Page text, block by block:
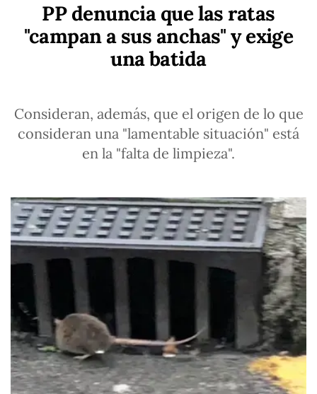
PP denuncia que las ratas
"campan a sus anchas" y exige
una batida
Consideran, además, que el origen de lo que
consideran una "lamentable situación" está
en la "falta de limpieza".